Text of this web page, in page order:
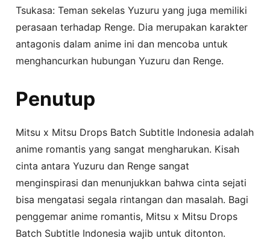
Tsukasa: Teman sekelas Yuzuru yang juga memiliki
perasaan terhadap Renge. Dia merupakan karakter
antagonis dalam anime ini dan mencoba untuk
menghancurkan hubungan Yuzuru dan Renge.
Penutup
Mitsu x Mitsu Drops Batch Subtitle Indonesia adalah
anime romantis yang sangat mengharukan. Kisah
cinta antara Yuzuru dan Renge sangat
menginspirasi dan menunjukkan bahwa cinta sejati
bisa mengatasi segala rintangan dan masalah. Bagi
penggemar anime romantis, Mitsu x Mitsu Drops
Batch Subtitle Indonesia wajib untuk ditonton.